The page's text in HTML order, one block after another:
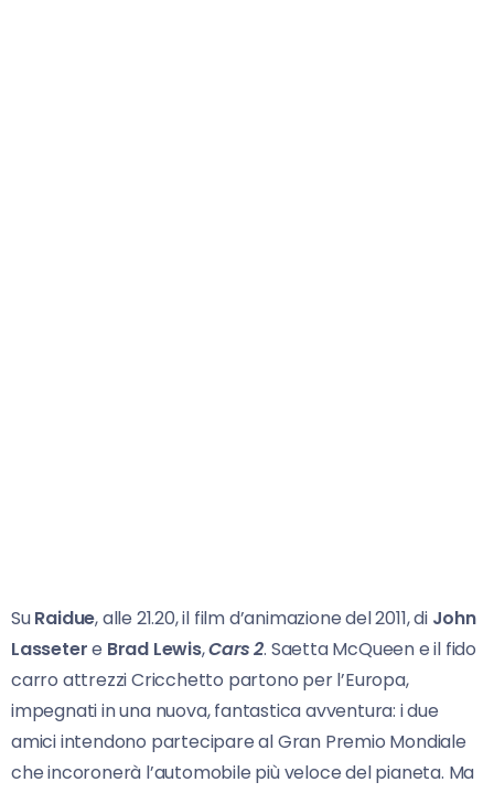
SuRaidue, alle 21.20, il film d’animazione del 2011, di John
Lassetere Brad Lewis,Cars 2. Saetta McQueen e il fido
carro attrezzi Cricchetto partono per l’Europa,
impegnati in una nuova, fantastica avventura: i due
amici intendono partecipare al Gran Premio Mondiale
che incoronerà l’automobile più veloce del pianeta. Ma